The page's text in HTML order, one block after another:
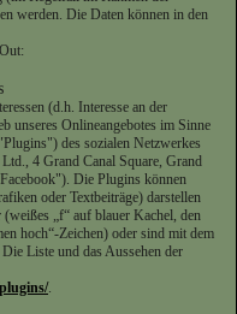
werden. Die Daten können in den
(d.h. Interesse an der
unseres Onlineangebotes im Sinne
des sozialen Netzwerkes
4 Grand Canal Square, Grand
Die Plugins können
oder Textbeiträge) darstellen
„f“ auf blauer Kachel, den
hoch“-Zeichen) oder sind mit dem
Liste und das Aussehen der
.